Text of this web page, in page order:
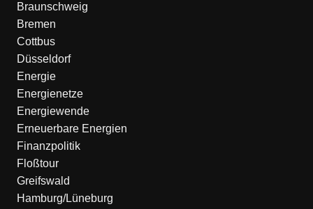
Braunschweig
Bremen
Cottbus
Düsseldorf
Energie
Energienetze
Energiewende
Erneuerbare Energien
Finanzpolitik
Floßtour
Greifswald
Hamburg/Lüneburg